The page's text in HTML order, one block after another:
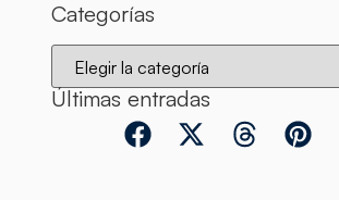
Categorías
Últimas entradas